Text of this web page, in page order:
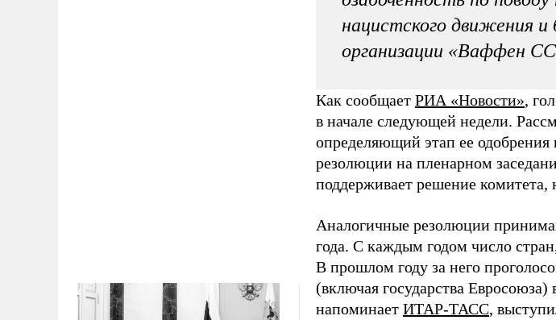
нацистского движения и
организации «Ваффен СС
Как сообщает РИА «Новости»,
в начале следующей недели.
определяющий этап ее
резолюции на пленарном
поддерживает решение комитета,
Аналогичные резолюции
года. С каждым годом число
В прошлом году за него
(включая государства Евросоюза)
напоминает ИТАР-ТАСС,